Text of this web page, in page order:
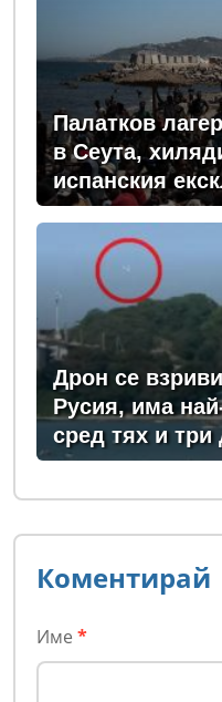
Палатков
в Сеута,
испанския
Дрон се
Русия, има
сред тях и три
Коментирай
Име *